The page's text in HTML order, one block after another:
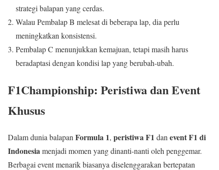
strategi balapan yang cerdas.
Walau Pembalap B melesat di beberapa lap, dia perlu
meningkatkan konsistensi.
Pembalap C menunjukkan kemajuan, tetapi masih harus
beradaptasi dengan kondisi lap yang berubah-ubah.
F1Championship: Peristiwa dan Event
Khusus
Dalam dunia balapan Formula 1, peristiwa F1 dan event F1 di
Indonesiamenjadi momen yang dinanti-nanti oleh penggemar.
Berbagai event menarik biasanya diselenggarakan bertepatan